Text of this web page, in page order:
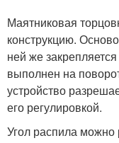
Маятниковая
конструкцию.
ней же
выполнен на
устройство
его регулировкой.
Угол распила